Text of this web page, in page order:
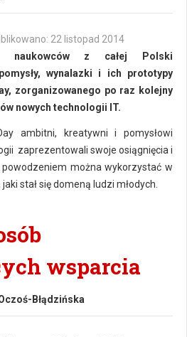
22 listopad 2014
naukowców z całej Polski
wynalazki i ich prototypy
zorganizowanego po raz kolejny
nowych technologii IT.
ambitni, kreatywni i pomysłowi
zaprezentowali swoje osiągnięcia i
można wykorzystać w
stał się domeną ludzi młodych.
wsparcia
Błądzińska